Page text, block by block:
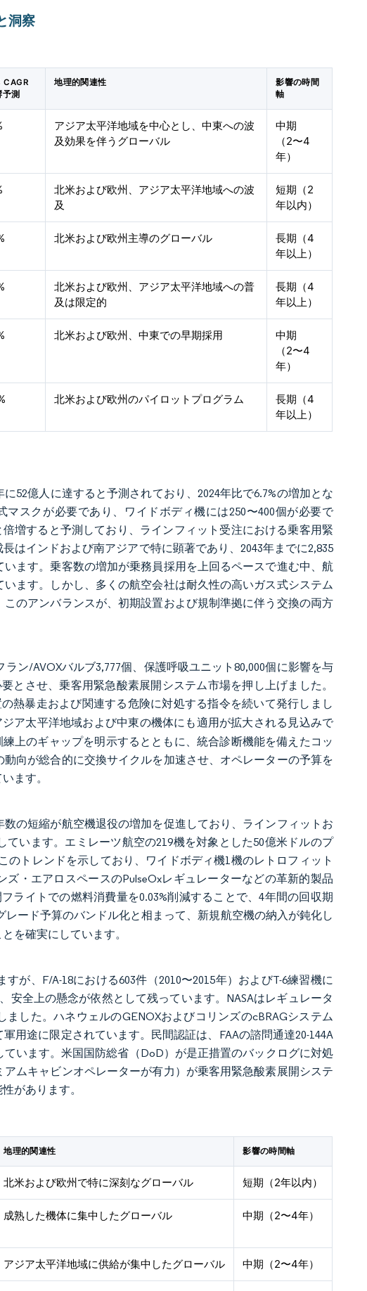
洞察
CAGR
測
地理的関連性
影響の時間
軸
アジア太平洋地域を中心とし、中東への波
及効果を伴うグローバル
中期
（2〜4
年）
北米および欧州、アジア太平洋地域への波
及
短期（2
年以内）
北米および欧州主導のグローバル
長期（4
年以上）
北米および欧州、アジア太平洋地域への普
及は限定的
長期（4
年以上）
北米および欧州、中東での早期採用
中期
（2〜4
年）
北米および欧州のパイロットプログラム
長期（4
年以上）
52億人に達すると予測されており、2024年比で6.7%の増加とな
スクが必要であり、ワイドボディ機には250〜400個が必要で
増すると予測しており、ラインフィット受注における乗客用緊
はインドおよび南アジアで特に顕著であり、2043年までに2,835
ます。乗客数の増加が乗務員採用を上回るペースで進む中、航
ます。しかし、多くの航空会社は耐久性の高いガス式システム
のアンバランスが、初期設置および規制準拠に伴う交換の両方
ン/AVOXバルブ3,777個、保護呼吸ユニット80,000個に影響を与
とさせ、乗客用緊急酸素展開システム市場を押し上げました。
の熱暴走および関連する危険に対処する指令を続いて発行しまし
ア太平洋地域および中東の機体にも適用が拡大される見込みで
上のギャップを明示するとともに、統合診断機能を備えたコッ
向が総合的に交換サイクルを加速させ、オペレーターの予算を
ます。
の短縮が航空機退役の増加を促進しており、ラインフィットお
います。エミレーツ航空の219機を対象とした50億米ドルのプ
のトレンドを示しており、ワイドボディ機1機のレトロフィット
・エアロスペースのPulseOxレギュレーターなどの革新的製品
ライトでの燃料消費量を0.03%削減することで、4年間の回収期
ード予算のバンドル化と相まって、新規航空機の納入が鈍化し
を確実にしています。
が、F/A-18における603件（2010〜2015年）およびT-6練習機に
安全上の懸念が依然として残っています。NASAはレギュレータ
した。ハネウェルのGENOXおよびコリンズのcBRAGシステム
用途に限定されています。民間認証は、FAAの諮問通達20-144A
います。米国国防総省（DoD）が是正措置のバックログに対処
ムキャビンオペレーターが有力）が乗客用緊急酸素展開システ
があります。
地理的関連性 影響の時間軸
北米および欧州で特に深刻なグローバル 短期（2年以内）
成熟した機体に集中したグローバル 中期（2〜4年）
アジア太平洋地域に供給が集中したグローバル 中期（2〜4年）